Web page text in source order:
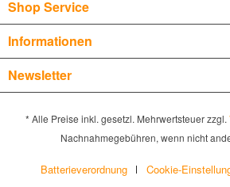
Shop Service
Informationen
Newsletter
* Alle Preise inkl. gesetzl. Mehrwertsteuer zzgl.
Nachnahmegebühren, wenn nicht
Batterieverordnung Cookie-